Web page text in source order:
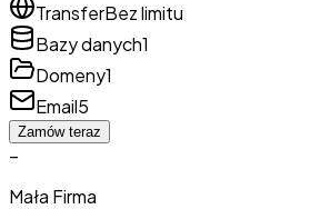
TransferBez limitu
Bazy danych1
Domeny1
Email5
Zamów teraz
–
Mała Firma